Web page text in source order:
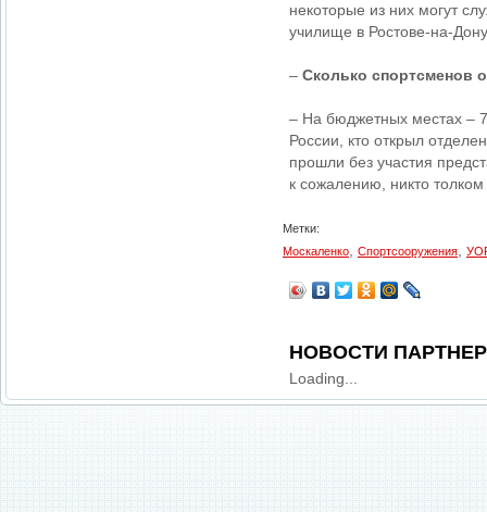
некоторые из них могут
училище в Ростове-на-
– Сколько спортсменов
– На бюджетных местах –
России, кто открыл
прошли без участия
к сожалению, никто
Метки:
Москаленко
Спортсооружения
НОВОСТИ
Loading...